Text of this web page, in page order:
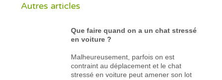
Autres articles
Que faire quand on a un chat stressé
en voiture ?
Malheureusement, parfois on est
contraint au déplacement et le chat
stressé en voiture peut amener son lot